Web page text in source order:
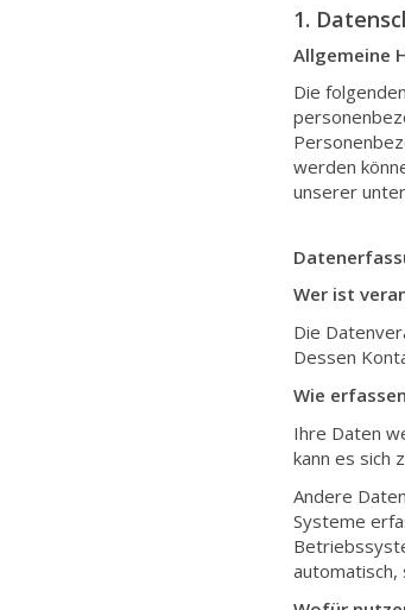
1.
Allgemeine
Die
werden
unserer
Wer ist
Die
Dessen
Wie
Ihre Daten
kann es sich
Andere
Systeme
automatisch,